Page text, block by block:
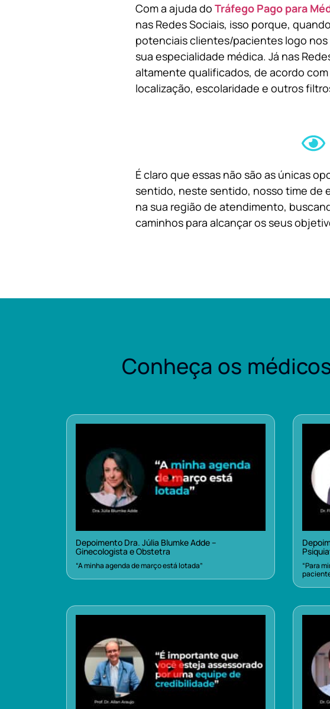
Com a ajuda do Tráfego Pago para
nas Redes Sociais, isso porque,
potenciais clientes/pacientes logo
sua especialidade médica. Já nas
altamente qualificados, de acordo
localização, escolaridade e outros
É claro que essas não são as únicas
sentido, neste sentido, nosso time de
na sua região de atendimento,
caminhos para alcançar os seus
Conheça os
Depoimento Dra. Júlia Blumke Adde –
Ginecologista e Obstetra
“A minha agenda de março está lotada”
“Para